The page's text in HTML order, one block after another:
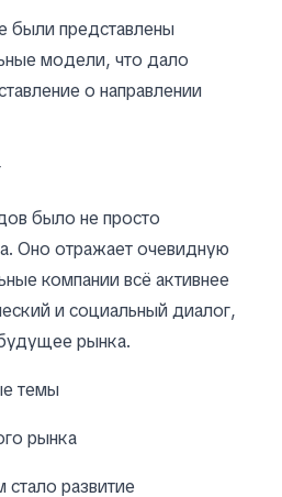
были представлены
модели, что дало
о направлении
было не просто
Оно отражает очевидную
компании всё активнее
и социальный диалог,
рынка.
темы
рынка
развитие